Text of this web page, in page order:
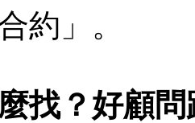
約」。
找？好顧